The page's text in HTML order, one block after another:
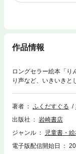
作品情報
ロングセラー絵本「り
り声など、いきいきと
著者 ふくだすぐる
出版社
岩崎書店
ジャンル
児童書・
電子版配信開始日